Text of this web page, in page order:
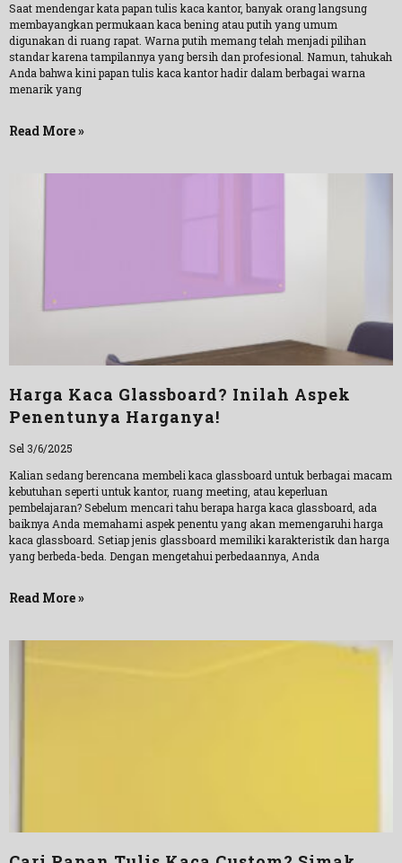
Saat mendengar kata papan tulis kaca kantor, banyak orang langsung
membayangkan permukaan kaca bening atau putih yang umum
digunakan di ruang rapat. Warna putih memang telah menjadi pilihan
standar karena tampilannya yang bersih dan profesional. Namun, tahukah
Anda bahwa kini papan tulis kaca kantor hadir dalam berbagai warna
menarik yang
Read More »
Harga Kaca Glassboard? Inilah Aspek
Penentunya Harganya!
Sel 3/6/2025
Kalian sedang berencana membeli kaca glassboard untuk berbagai macam
kebutuhan seperti untuk kantor, ruang meeting, atau keperluan
pembelajaran? Sebelum mencari tahu berapa harga kaca glassboard, ada
baiknya Anda memahami aspek penentu yang akan memengaruhi harga
kaca glassboard. Setiap jenis glassboard memiliki karakteristik dan harga
yang berbeda-beda. Dengan mengetahui perbedaannya, Anda
Read More »